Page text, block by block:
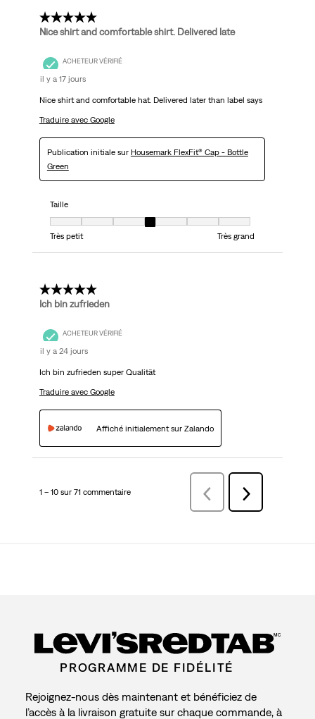
5 étoile(s) sur 5.
Nice shirt and comfortable shirt. Delivered late
ACHETEUR VÉRIFIÉ
il y a 17 jours
Nice shirt and comfortable hat. Delivered later than label says
Traduire avec Google
Publication initiale sur Housemark FlexFit® Cap - Bottle
Green
Taille
Taille, 4 sur 7, où 1 est égal à Très petit et 7 est égal à Très grand
Très petit
Très grand
5 étoile(s) sur 5.
Ich bin zufrieden
ACHETEUR VÉRIFIÉ
il y a 24 jours
Ich bin zufrieden super Qualität
Traduire avec Google
Affiché initialement sur Zalando
1 – 10 sur 71 commentaire Précédentcommentaire
Suivant
commentaire
PROGRAMME DE FIDÉLITÉ
MC
Rejoignez-nous dès maintenant et bénéficiez de
l’accès à la livraison gratuite sur chaque commande, à